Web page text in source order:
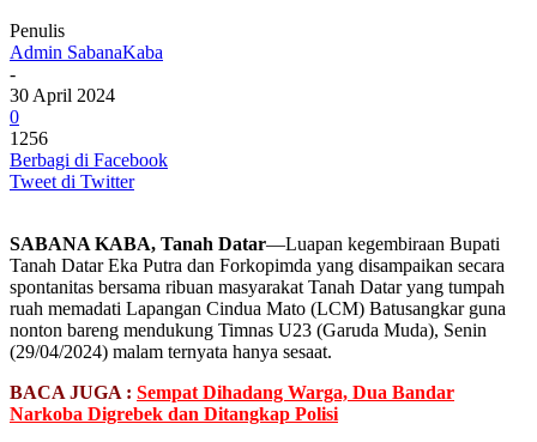
Penulis
Admin SabanaKaba
-
30 April 2024
0
1256
Berbagi di Facebook
Tweet di Twitter
SABANA KABA, Tanah Datar—Luapan kegembiraan Bupati
Tanah Datar Eka Putra dan Forkopimda yang disampaikan secara
spontanitas bersama ribuan masyarakat Tanah Datar yang tumpah
ruah memadati Lapangan Cindua Mato (LCM) Batusangkar guna
nonton bareng mendukung Timnas U23 (Garuda Muda), Senin
(29/04/2024) malam ternyata hanya sesaat.
BACA JUGA : Sempat Dihadang Warga, Dua Bandar
Narkoba Digrebek dan Ditangkap Polisi